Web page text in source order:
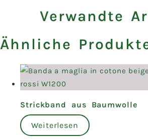
Verwandte
Ähnliche
Strickband aus Baumwolle
Weiterlesen